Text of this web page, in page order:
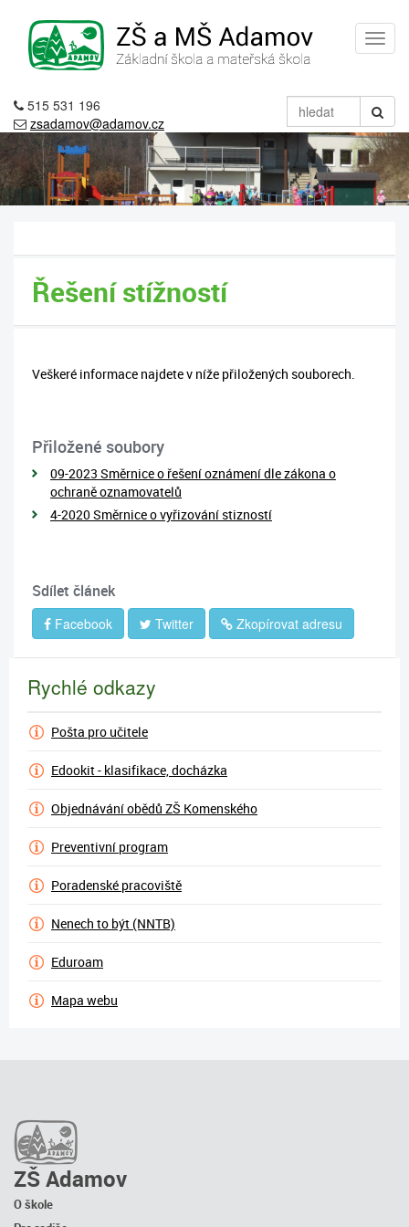
515 531 196
zsadamov@adamov.cz
Řešení stížností
Veškeré informace najdete v níže přiložených souborech.
Přiložené soubory
09-2023 Směrnice o řešení oznámení dle zákona o
ochraně oznamovatelů
4-2020 Směrnice o vyřizování stizností
Sdílet článek
Facebook Twitter Zkopírovat adresu
Rychlé odkazy
Pošta pro učitele
Edookit - klasifikace, docházka
Objednávání obědů ZŠ Komenského
Preventivní program
Poradenské pracoviště
Nenech to být (NNTB)
Eduroam
Mapa webu
ZŠ Adamov
O škole